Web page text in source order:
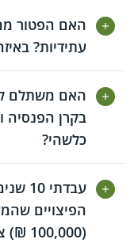
האם הפטור
עתידיות?
האם משתלם
בקרן הפנסיה
כלשהי?
הפיצויים